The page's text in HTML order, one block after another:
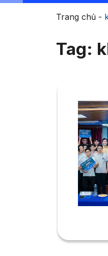
Trang chủ-
Tag: